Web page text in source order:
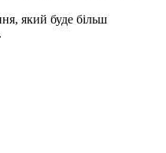
який буде більш